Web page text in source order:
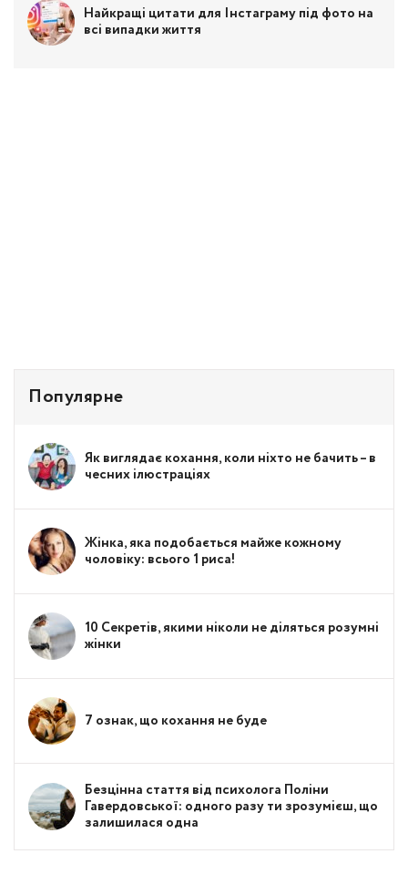
Найкращі цитати для Інстаграму під фото на
всі випадки життя
Популярне
Як виглядає кохання, коли ніхто не бачить – в
чесних ілюстраціях
Жінка, яка подобається майже кожному
чоловіку: всього 1 риса!
10 Секретів, якими ніколи не діляться розумні
жінки
7 ознак, що кохання не буде
Безцінна стаття від психолога Поліни
Гавердовської: одного разу ти зрозумієш, що
залишилася одна